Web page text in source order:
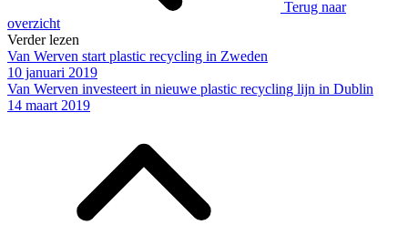
Terug naar
overzicht
Verder lezen
Van Werven start plastic recycling in Zweden
10 januari 2019
Van Werven investeert in nieuwe plastic recycling lijn in Dublin
14 maart 2019